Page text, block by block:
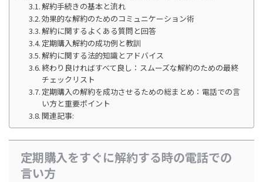
解約手続きの基本と流れ
効果的な解約のためのコミュニケーション術
解約に関するよくある質問と回答
定期購入解約の成功例と教訓
解約に関する法的知識とアドバイス
終わり良ければすべて良し：スムーズな解約のための最終
チェックリスト
定期購入の解約を成功させるための総まとめ：電話での言
い方と重要ポイント
関連記事:
定期購入をすぐに解約する時の電話での
言い方